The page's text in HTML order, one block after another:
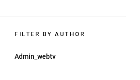
FILTER BY AUTHOR
Admin_webtv